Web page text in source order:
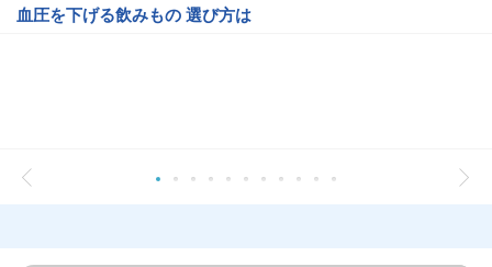
血圧を下げる飲みもの 選び方は